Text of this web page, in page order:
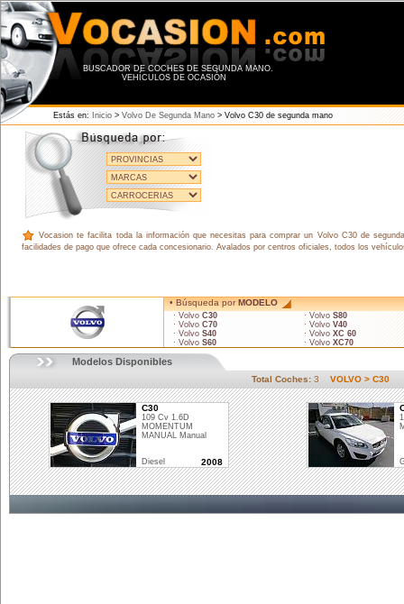
BUSCADOR DE COCHES DE SEGUNDA MANO.
VEHÍCULOS DE OCASIÓN
Estás en: Inicio > Volvo De Segunda Mano > Volvo C30 de segunda mano
Vocasion te facilita toda la información que necesitas para comprar un Volvo C30 de
facilidades de pago que ofrece cada concesionario. Avalados por centros oficiales, todos los
• Búsqueda porMODELO
· Volvo C30
· Volvo C70
· Volvo S40
· Volvo S60
· Volvo S80
· Volvo V40
· Volvo XC 60
· Volvo XC70
Modelos Disponibles
Total Coches:3VOLVO > C30
C30
109 Cv 1.6D
MOMENTUM
MANUAL Manual
Diesel 2008